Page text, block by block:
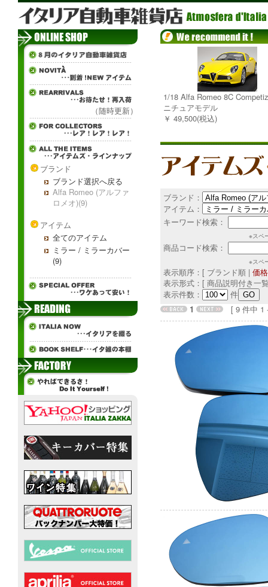
（随時更新）
ブランド
ブランド選択へ戻る
Alfa Romeo (アルファ
ロメオ)(9)
アイテム
全てのアイテム
ミラー / ミラーカバー
(9)
1/18 Alfa Romeo 8C
ニチュアモデル
￥ 49,500(税込)
ブランド：
アイテム：
キーワード検索：
※スペ
商品コード検索：
※スペ
表示順序：[ ブランド順 | 価
表示形式：[ 商品説明付き一
表示件数：
件
1
[ 9 件中 1